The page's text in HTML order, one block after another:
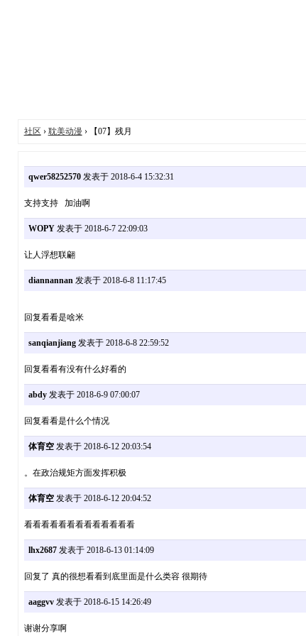
社区› 耽美动漫 › 【07】残月
qwer58252570发表于 2018-6-4 15:32:31
支持支持 加油啊
WOPY发表于 2018-6-7 22:09:03
让人浮想联翩
diannannan发表于 2018-6-8 11:17:45
回复看看是啥米
sanqianjiang发表于 2018-6-8 22:59:52
回复看看有没有什么好看的
abdy发表于 2018-6-9 07:00:07
回复看看是什么个情况
体育空发表于 2018-6-12 20:03:54
。在政治规矩方面发挥积极
体育空发表于 2018-6-12 20:04:52
看看看看看看看看看看看看看
lhx2687发表于 2018-6-13 01:14:09
回复了 真的很想看看到底里面是什么类容 很期待
aaggvv发表于 2018-6-15 14:26:49
谢谢分享啊